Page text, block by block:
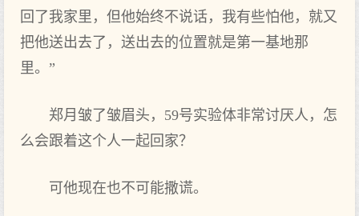
回了我家里，但他始终不说话，我有些怕他，就又
把他送出去了，送出去的位置就是第一基地那
里。”
郑月皱了皱眉头，59号实验体非常讨厌人，怎
么会跟着这个人一起回家？
可他现在也不可能撒谎。